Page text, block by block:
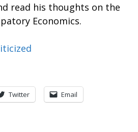
read his thoughts on the
Economics.
Twitter Email